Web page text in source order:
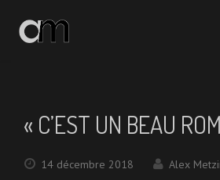
ACTUALITÉS
LE BRUIT DU MURMURE
« C’EST UN BEAU
14 décembre 2018 Alex